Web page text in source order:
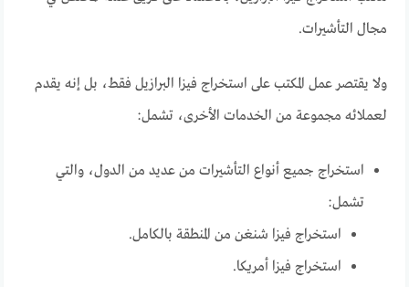
مجال التأشيرات.
ولا يقتصر عمل المكتب على استخراج فيزا البرازيل فقط، بل إنه يقدم
لعملائه مجموعة من الخدمات الأخرى، تشمل:
استخراج جميع أنواع التأشيرات من عديد من الدول، والتي
تشمل:
استخراج فيزا شنغن من المنطقة بالكامل.
استخراج فيزا أمريكا.